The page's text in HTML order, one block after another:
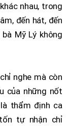
nhau, trong
đến hát, đến
Mỹ Lý không
nghe mà còn
của những nốt
thẩm định ca
tự nhận chỉ